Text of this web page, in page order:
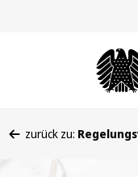
befinden
zurück zu: